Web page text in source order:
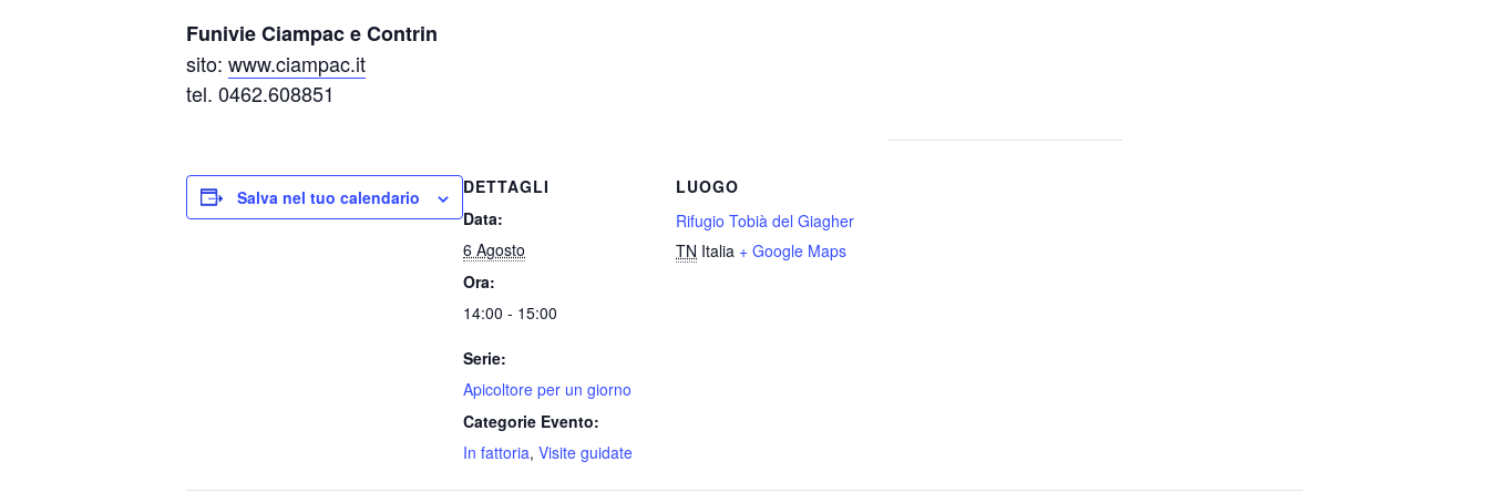
Funivie Ciampac e Contrin
sito: www.ciampac.it
tel. 0462.608851
Salva nel tuo calendario
DETTAGLI
Data:
6 Agosto
Ora:
14:00 - 15:00
Serie:
Apicoltore per un giorno
Categorie Evento:
In fattoria, Visite guidate
LUOGO
Rifugio Tobià del Giagher
TN Italia + Google Maps